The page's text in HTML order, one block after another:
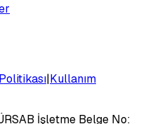
|Kullanım
İşletme Belge No: